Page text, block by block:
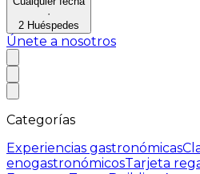
·
2 Huéspedes
Únete a nosotros
Categorías
Experiencias gastronómicas
enogastronómicosTarjeta